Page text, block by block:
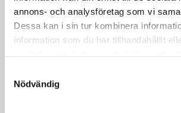
annons- och analysföretag som vi
Dessa kan i sin tur kombinera
information som du har tillhandahållit
samlat in när du har använt deras
Nödvändig